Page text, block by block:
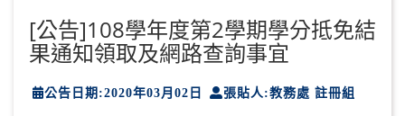
[公告]108學年度第2學期學分抵免結
果通知領取及網路查詢事宜
公告日期:2020年03月02日 張貼人:教務處 註冊組